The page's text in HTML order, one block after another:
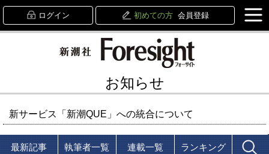
ログイン 初めての方 会員登録
お知らせ
新サービス「新潮QUE」への統合について
最新記事 執筆者一覧 連載一覧 ランキング